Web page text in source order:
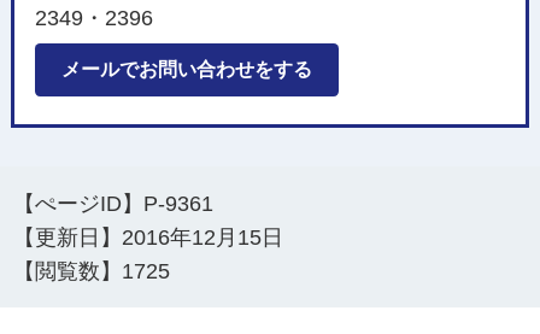
2349・2396
メールでお問い合わせをする
【ぺージID】 P-9361
【更新日】 2016年12月15日
【閲覧数】 1725